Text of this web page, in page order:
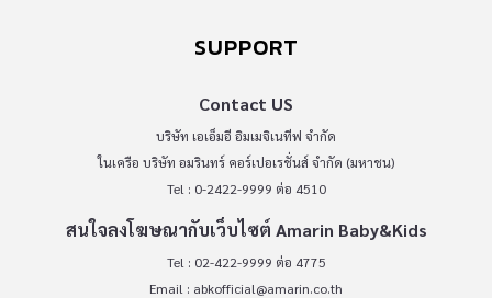
SUPPORT
Contact US
บริษัท เอเอ็มอี อิมเมจิเนทีฟ จำกัด
ในเครือ บริษัท อมรินทร์ คอร์เปอเรชั่นส์ จำกัด (มหาชน)
Tel : 0-2422-9999 ต่อ 4510
สนใจลงโฆษณากับเว็บไซต์ Amarin Baby&Kids
Tel : 02-422-9999 ต่อ 4775
Email : abkofficial@amarin.co.th